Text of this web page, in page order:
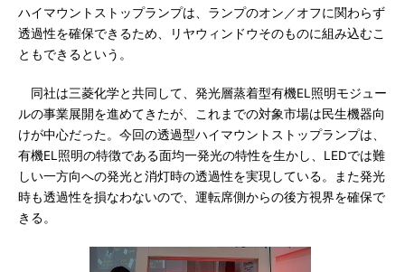
ハイマウントストップランプは、ランプのオン／オフに関わらず
透過性を確保できるため、リヤウィンドウそのものに組み込むこ
ともできるという。
同社は三菱化学と共同して、発光層蒸着型有機EL照明モジュー
ルの事業展開を進めてきたが、これまでの対象市場は民生機器向
けが中心だった。今回の透過型ハイマウントストップランプは、
有機EL照明の特徴である面均一発光の特性を生かし、LEDでは難
しい一方向への発光と消灯時の透過性を実現している。また発光
時も透過性を損なわないので、運転席側からの後方視界を確保で
きる。